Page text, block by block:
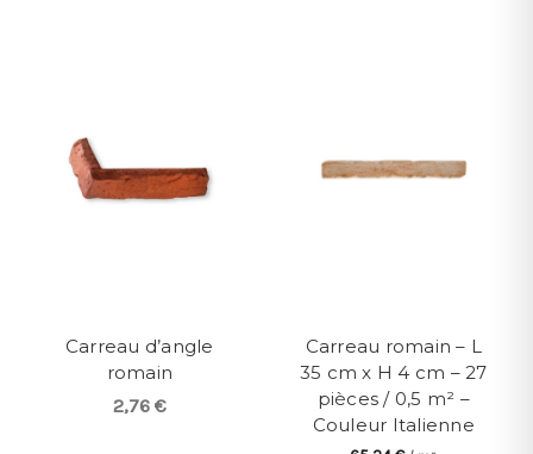
Carreau d’angle
romain
2,76 €
Carreau romain – L
35 cm x H 4 cm – 27
pièces / 0,5 m² –
Couleur Italienne